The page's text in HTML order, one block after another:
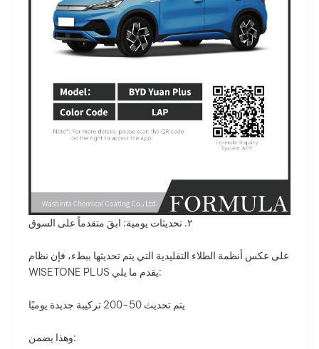
٢. تحديثات يومية: ابقَ متقدماً على السوق
على عكس أنظمة الطلاء التقليدية التي يتم تحديثها ببطء، فإن نظام
WISETONE PLUS يقدم ما يلي:
يتم تحديث 50-200 تركيبة جديدة يوميًا
وهذا يضمن: